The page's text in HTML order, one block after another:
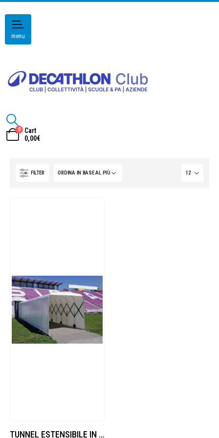
menu
0
Cart
0,00€
FILTER
TUNNEL ESTENSIBILE IN ALLUMINIO per uscita spogliatoi